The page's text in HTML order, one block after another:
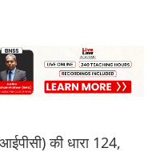
की धारा 124,